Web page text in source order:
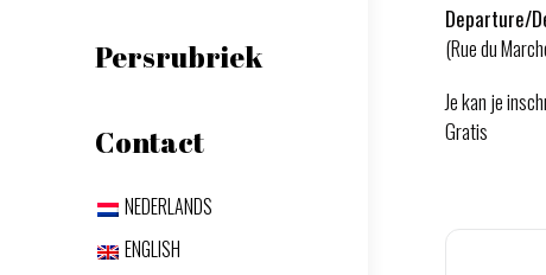
Persrubriek
Contact
NEDERLANDS
ENGLISH
Departure/
(Rue du
Je kan je
Gratis